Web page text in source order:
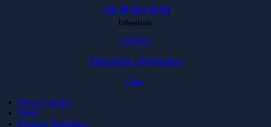
+46 40 664 39 00
Erbjudande
Tjänster
Paketerade erbjudanden
Case
Privacy policy
Press
Investor Relations